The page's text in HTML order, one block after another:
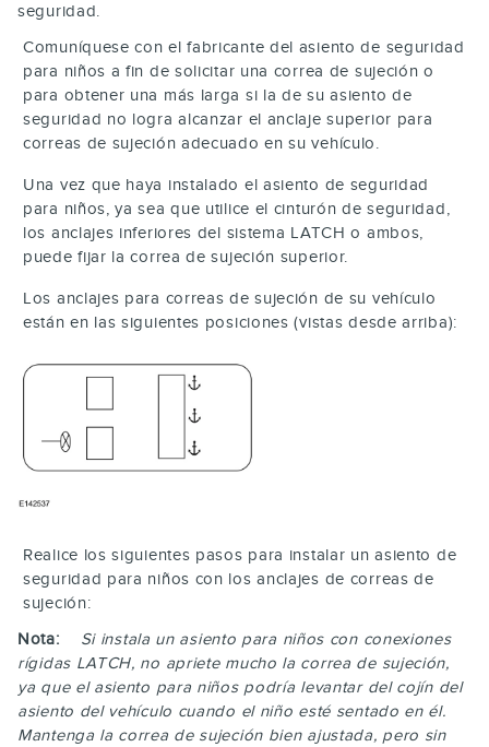
seguridad.
Comuníquese con el fabricante del asiento de seguridad
para niños a fin de solicitar una correa de sujeción o
para obtener una más larga si la de su asiento de
seguridad no logra alcanzar el anclaje superior para
correas de sujeción adecuado en su vehículo.
Una vez que haya instalado el asiento de seguridad
para niños, ya sea que utilice el cinturón de seguridad,
los anclajes inferiores del sistema LATCH o ambos,
puede fijar la correa de sujeción superior.
Los anclajes para correas de sujeción de su vehículo
están en las siguientes posiciones (vistas desde arriba):
Realice los siguientes pasos para instalar un asiento de
seguridad para niños con los anclajes de correas de
sujeción:
Nota:
Si instala un asiento para niños con conexiones
rígidas LATCH, no apriete mucho la correa de sujeción,
ya que el asiento para niños podría levantar del cojín del
asiento del vehículo cuando el niño esté sentado en él.
Mantenga la correa de sujeción bien ajustada, pero sin